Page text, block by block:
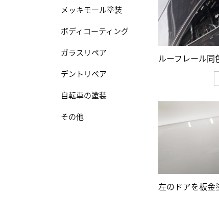
メッキモール塗装
ボディコーティング
ガラスリペア
デントリペア
自転車の塗装
その他
ルーフレール同
左のドアを板金